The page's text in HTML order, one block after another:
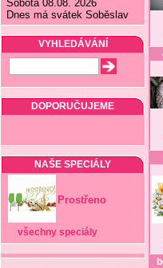
Sobota 08.08. 2026
Dnes má svátek Soběslav
VYHLEDÁVÁNÍ
DOPORUČUJEME
NAŠE SPECIÁLY
Prostřeno
všechny speciály